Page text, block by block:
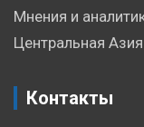
Мнения и
Центральная Азия
Контакты